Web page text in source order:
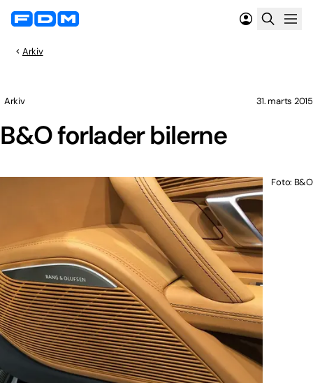
Arkiv
B&O forlader bilerne
Arkiv 31. marts 2015
Foto: B&O